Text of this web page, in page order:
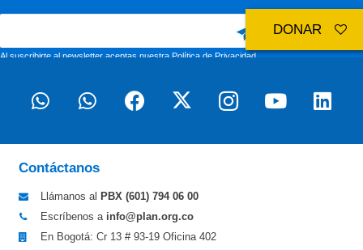
Al suscribirte al newsletter aceptas nuestraPolítica de Privacidad
Contáctanos
Llámanos al PBX (601) 794 06 00
Escríbenos a info@plan.org.co
En Bogotá: Cr 13 # 93-19 Oficina 402
DONAR